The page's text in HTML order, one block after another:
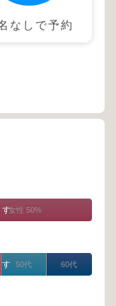
なしで予約
す女性 50%
50代 60代